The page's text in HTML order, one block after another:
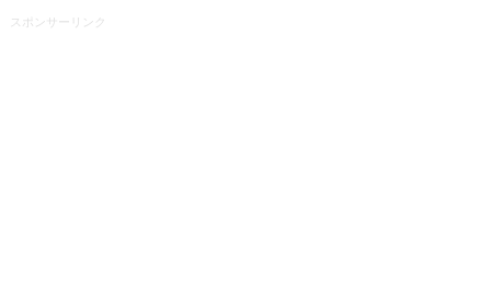
スポンサーリンク